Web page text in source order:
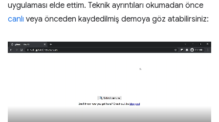
uygulaması elde ettim. Teknik ayrıntıları okumadan önce
canlı veya önceden kaydedilmiş demoya göz atabilirsiniz: